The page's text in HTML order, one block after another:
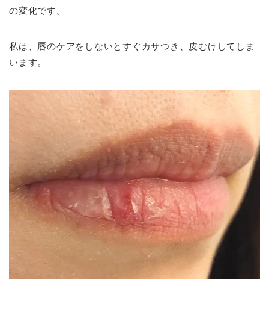
の変化です。
私は、唇のケアをしないとすぐカサつき、皮むけしてしま
います。